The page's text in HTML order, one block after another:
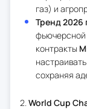
газ) и
Тренд 2026
фьючерсной
контракты
сохраняя
2.World Cup